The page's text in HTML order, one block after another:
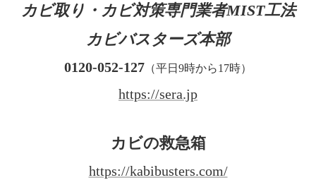
カビ取り・カビ対策専門業者MIST工法
カビバスターズ本部
0120-052-127 （平日9時から17時）
https://sera.jp
カビの救急箱
https://kabibusters.com/